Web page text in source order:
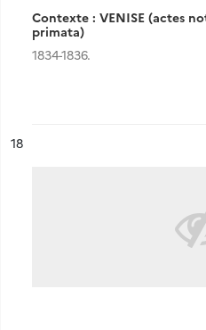
Contexte : VENISE (actes
primata)
1834-1836.
n°
18